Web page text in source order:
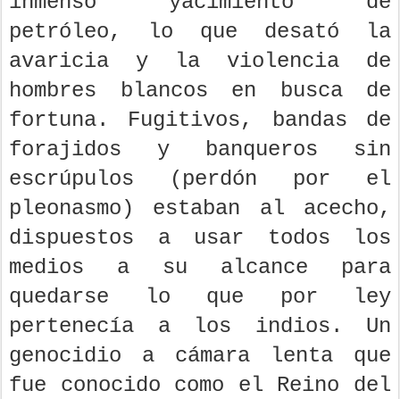
petróleo, lo que desató la
avaricia y la violencia de
hombres blancos en busca de
fortuna. Fugitivos, bandas de
forajidos y banqueros sin
escrúpulos (perdón por el
pleonasmo) estaban al acecho,
dispuestos a usar todos los
medios a su alcance para
quedarse lo que por ley
pertenecía a los indios. Un
genocidio a cámara lenta que
fue conocido como el Reino del